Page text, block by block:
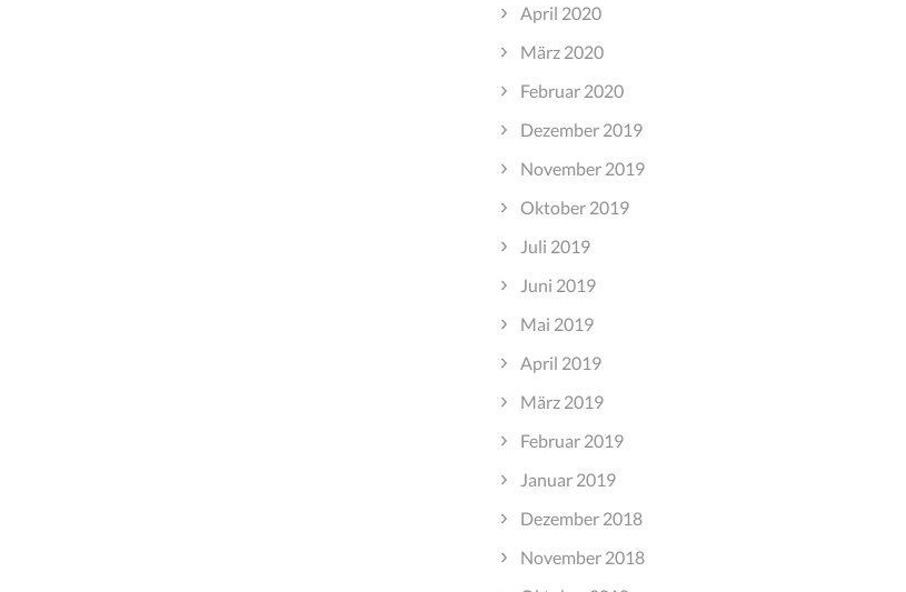
April 2020
März 2020
Februar 2020
Dezember 2019
November 2019
Oktober 2019
Juli 2019
Juni 2019
Mai 2019
April 2019
März 2019
Februar 2019
Januar 2019
Dezember 2018
November 2018